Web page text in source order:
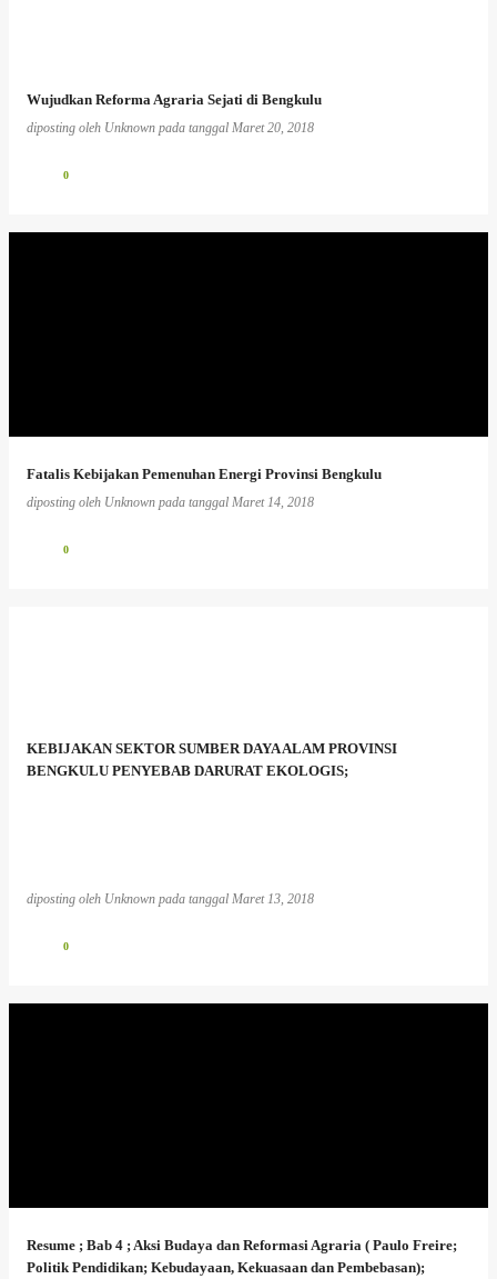
Wujudkan Reforma Agraria Sejati di Bengkulu
diposting oleh Unknown pada tanggal Maret 20, 2018
0
Fatalis Kebijakan Pemenuhan Energi Provinsi Bengkulu
diposting oleh Unknown pada tanggal Maret 14, 2018
0
KEBIJAKAN SEKTOR SUMBER DAYA ALAM PROVINSI
BENGKULU PENYEBAB DARURAT EKOLOGIS;
diposting oleh Unknown pada tanggal Maret 13, 2018
0
Resume ; Bab 4 ; Aksi Budaya dan Reformasi Agraria ( Paulo Freire;
Politik Pendidikan; Kebudayaan, Kekuasaan dan Pembebasan);